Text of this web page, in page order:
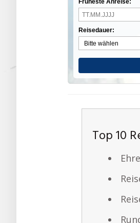
Früheste Anreise:
Reisedauer:
Top 10